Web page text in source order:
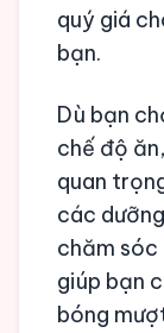
quý giá
bạn.
Dù bạn
chế độ
quan
các
chăm
giúp bạn
bóng